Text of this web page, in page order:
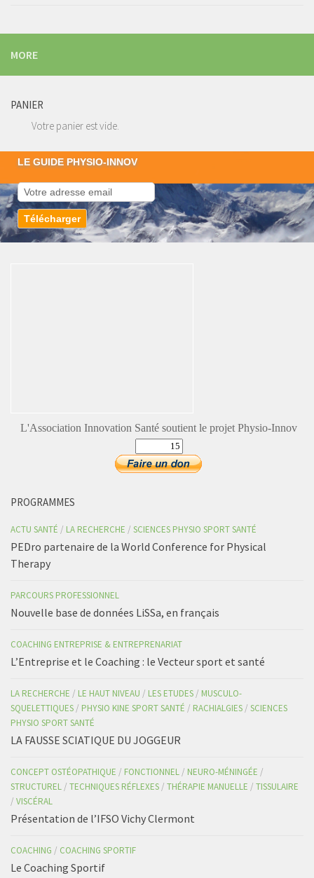
MORE
PANIER
Votre panier est vide.
LE GUIDE PHYSIO-INNOV
L'Association Innovation Santé soutient le projet Physio-Innov
PROGRAMMES
ACTU SANTÉ / LA RECHERCHE / SCIENCES PHYSIO SPORT SANTÉ
PEDro partenaire de la World Conference for Physical
Therapy
PARCOURS PROFESSIONNEL
Nouvelle base de données LiSSa, en français
COACHING ENTREPRISE & ENTREPRENARIAT
L’Entreprise et le Coaching : le Vecteur sport et santé
LA RECHERCHE / LE HAUT NIVEAU / LES ETUDES / MUSCULO-
SQUELETTIQUES / PHYSIO KINE SPORT SANTÉ / RACHIALGIES / SCIENCES
PHYSIO SPORT SANTÉ
LA FAUSSE SCIATIQUE DU JOGGEUR
CONCEPT OSTÉOPATHIQUE / FONCTIONNEL / NEURO-MÉNINGÉE /
STRUCTUREL / TECHNIQUES RÉFLEXES / THÉRAPIE MANUELLE / TISSULAIRE
/ VISCÉRAL
Présentation de l’IFSO Vichy Clermont
COACHING / COACHING SPORTIF
Le Coaching Sportif